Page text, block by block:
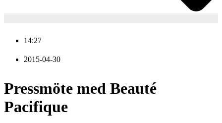
14:27
2015-04-30
Pressmöte med Beauté
Pacifique